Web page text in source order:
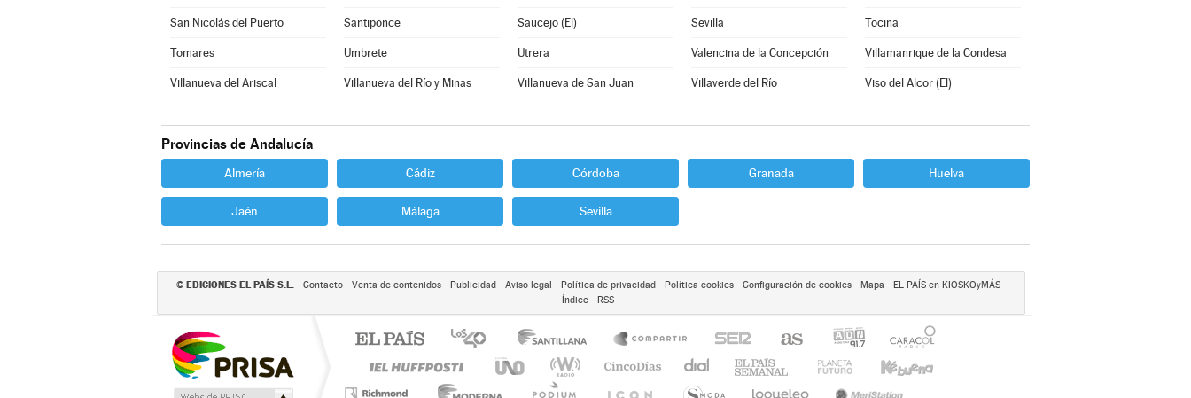
San Nicolás del Puerto Santiponce Saucejo (El) Sevilla Tocina
Tomares Umbrete Utrera Valencina de la Concepción Villamanrique de la Condesa
Villanueva del Ariscal Villanueva del Río y Minas Villanueva de San Juan Villaverde del Río Viso del Alcor (El)
Provincias de Andalucía
Almería Cádiz Córdoba Granada Huelva
Jaén Málaga Sevilla
© EDICIONES EL PAÍS S.L. Contacto Venta de contenidos Publicidad Aviso legal Política de privacidad Política cookies Configuración de cookies Mapa
EL PAÍS en KIOSKOyMÁS
Índice
RSS